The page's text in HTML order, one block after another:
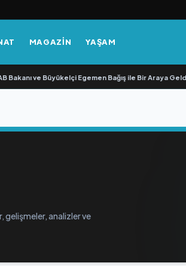
MAGAZİN YAŞAM
ve Büyükelçi Egemen Bağış ile Bir Araya Geldi•
gelişmeler, analizler ve